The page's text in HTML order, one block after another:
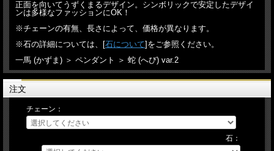
正面を向いてうずくまるデザイン。シンボリックで安定したデザイ
ンは多様なファッションにOK！
※チェーンの有無、長さによって、価格が異なります。
※石の詳細については、[石について]をご参照ください。
一馬 (かずま) ＞ ペンダント ＞ 蛇 (へび) var.2
注文
チェーン：
石：